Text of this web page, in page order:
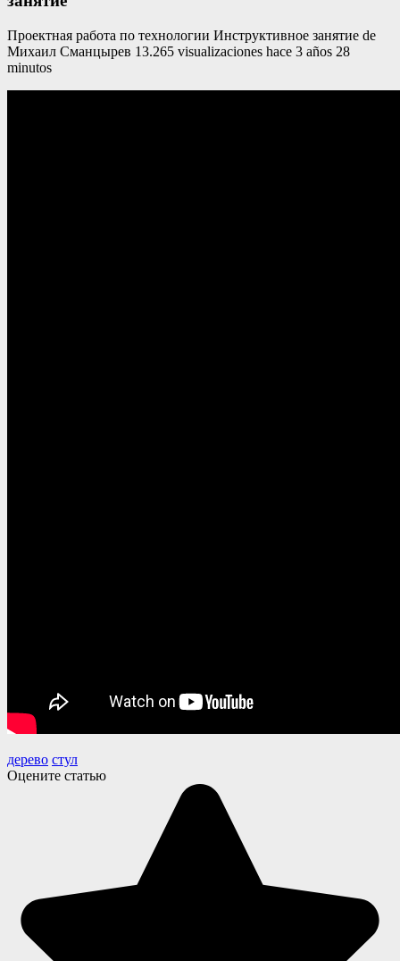
Проектная работа по технологии Инструктивное занятие de
Михаил Сманцырев 13.265 visualizaciones hace 3 años 28
minutos
дерево стул
Оцените статью